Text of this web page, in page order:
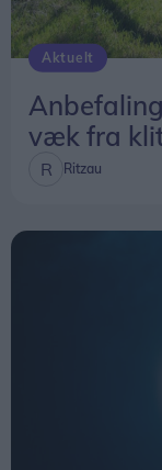
- Hvis de vil
Årets Egnsspil
Aktuelt
væk fra
Ritzau